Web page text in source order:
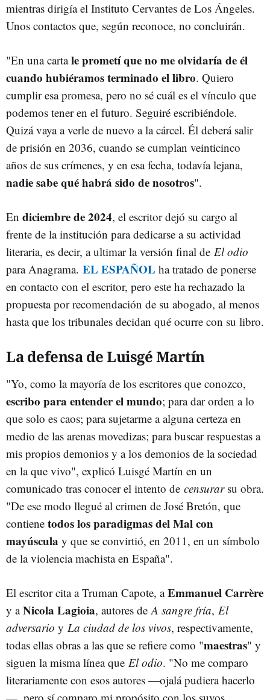
mientras dirigía el Instituto Cervantes de Los Ángeles.
Unos contactos que, según reconoce, no concluirán.
"En una cartale prometí que no me olvidaría de él
cuando hubiéramos terminado el libro. Quiero
cumplir esa promesa, pero no sé cuál es el vínculo que
podemos tener en el futuro. Seguiré escribiéndole.
Quizá vaya a verle de nuevo a la cárcel. Él deberá salir
de prisión en 2036, cuando se cumplan veinticinco
años de sus crímenes, y en esa fecha, todavía lejana,
nadie sabe qué habrá sido de nosotros".
En diciembre de 2024, el escritor dejó su cargo al
frente de la institución para dedicarse a su actividad
literaria, es decir, a ultimar la versión final de El odio
para Anagrama. EL ESPAÑOL ha tratado de ponerse
en contacto con el escritor, pero este ha rechazado la
propuesta por recomendación de su abogado, al menos
hasta que los tribunales decidan qué ocurre con su libro.
La defensa de Luisgé Martín
"Yo, como la mayoría de los escritores que conozco,
escribo para entender el mundo; para dar orden a lo
que solo es caos; para sujetarme a alguna certeza en
medio de las arenas movedizas; para buscar respuestas a
mis propios demonios y a los demonios de la sociedad
en la que vivo", explicó Luisgé Martín en un
comunicado tras conocer el intento de censurarsu obra.
"De ese modo llegué al crimen de José Bretón, que
contiene todos los paradigmas del Mal con
mayúscula y que se convirtió, en 2011, en un símbolo
de la violencia machista en España".
El escritor cita a Truman Capote, aEmmanuel Carrère
y aNicola Lagioia, autores deA sangre fría, El
adversario y La ciudad de los vivos, respectivamente,
todas ellas obras a las que se refiere como "maestras" y
siguen la misma línea que El odio. "No me comparo
literariamente con esos autores —ojalá pudiera hacerlo